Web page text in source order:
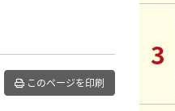
このページを印刷